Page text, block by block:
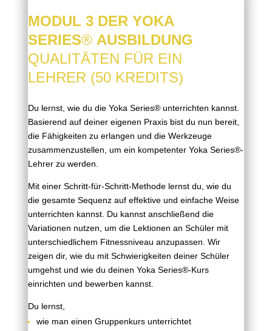
MODUL 3 DER YOKA
SERIES® AUSBILDUNG
QUALITÄTEN FÜR EIN
LEHRER (50 KREDITS)
Du lernst, wie du die Yoka Series®unterrichten kannst.
Basierend auf deiner eigenen Praxis bist du nun bereit,
die Fähigkeiten zu erlangen und die Werkzeuge
zusammenzustellen, um ein kompetenter Yoka Series®-
Lehrer zu werden.
Mit einer Schritt-für-Schritt-Methode lernst du, wie du
die gesamte Sequenz auf effektive und einfache Weise
unterrichten kannst. Du kannst anschließend die
Variationen nutzen, um die Lektionen an Schüler mit
unterschiedlichem Fitnessniveau anzupassen. Wir
zeigen dir, wie du mit Schwierigkeiten deiner Schüler
umgehst und wie du deinen Yoka Series®-Kurs
einrichten und bewerben kannst.
Du lernst,
wie man einen Gruppenkurs unterrichtet